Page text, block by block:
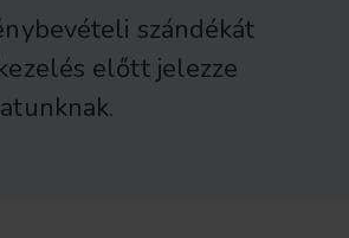
szándékát
előtt jelezze